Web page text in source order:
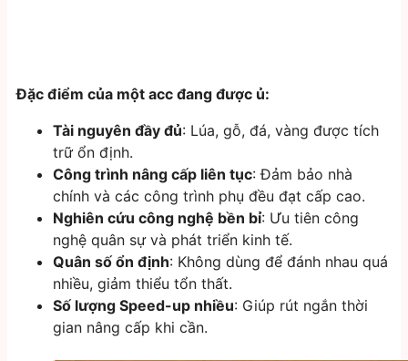
Đặc điểm của một acc đang được ủ:
Tài nguyên đầy đủ: Lúa, gỗ, đá, vàng được tích
trữ ổn định.
Công trình nâng cấp liên tục: Đảm bảo nhà
chính và các công trình phụ đều đạt cấp cao.
Nghiên cứu công nghệ bền bỉ: Ưu tiên công
nghệ quân sự và phát triển kinh tế.
Quân số ổn định: Không dùng để đánh nhau quá
nhiều, giảm thiểu tổn thất.
Số lượng Speed-up nhiều: Giúp rút ngắn thời
gian nâng cấp khi cần.